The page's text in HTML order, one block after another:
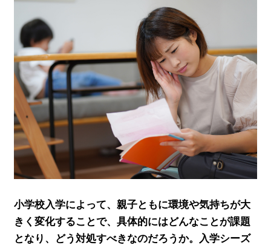
小学校入学によって、親子ともに環境や気持ちが大
きく変化することで、具体的にはどんなことが課題
となり、どう対処すべきなのだろうか。入学シーズ